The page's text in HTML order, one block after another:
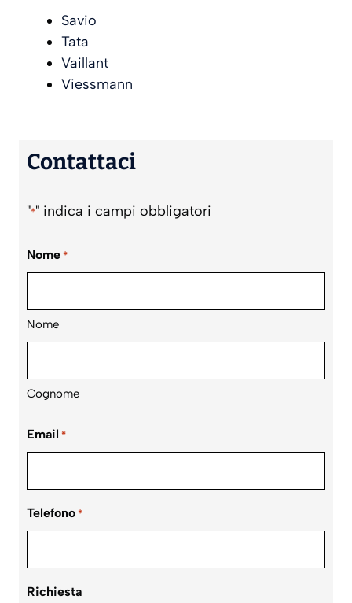
Savio
Tata
Vaillant
Viessmann
Contattaci
"*" indica i campi obbligatori
Nome *
Nome
Cognome
Email *
Telefono *
Richiesta